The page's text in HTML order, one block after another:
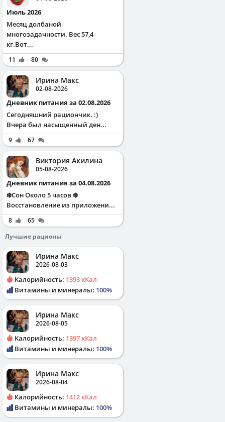
Июль 2026
Месяц долбаной
многозадачности. Вес 57,4
кг.Вот...
11 80
Ирина Макс
02-08-2026
Дневник питания за 02.08.2026
Сегодняшний рациончик. :)
Вчера был насыщенный ден...
9 67
Виктория Акилина
05-08-2026
Дневник питания за 04.08.2026
❄️Сон Около 5 часов ❄️
Восстановление из приложени...
8
65
Лучшие рационы
Ирина Макс
2026-08-03
Калорийность: 1393 кКал
Витамины и минералы: 100%
Ирина Макс
2026-08-05
Калорийность: 1397 кКал
Витамины и минералы: 100%
Ирина Макс
2026-08-04
Калорийность: 1412 кКал
Витамины и минералы: 100%